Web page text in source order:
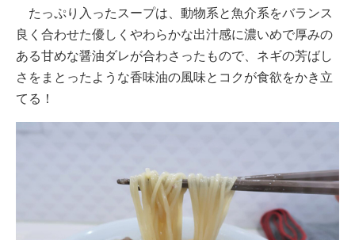
たっぷり入ったスープは、動物系と魚介系をバランス
良く合わせた優しくやわらかな出汁感に濃いめで厚みの
ある甘めな醤油ダレが合わさったもので、ネギの芳ばし
さをまとったような香味油の風味とコクが食欲をかき立
てる！